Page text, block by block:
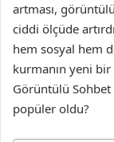
artması,
ciddi ölçüde
hem sosyal hem
kurmanın yeni bir
Görüntülü Sohbet
popüler oldu?